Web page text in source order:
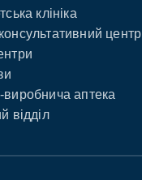
клініка
центр
аптека
відділ